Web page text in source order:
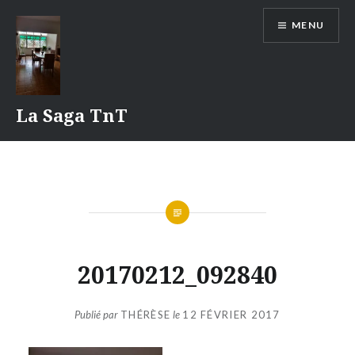
contenu
La Saga TnT
MENU
20170212_092840
Publié par THÉRÈSE le 12 FÉVRIER 2017